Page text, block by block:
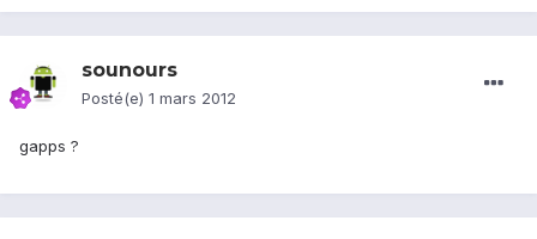
sounours
Posté(e) 1 mars 2012
gapps ?